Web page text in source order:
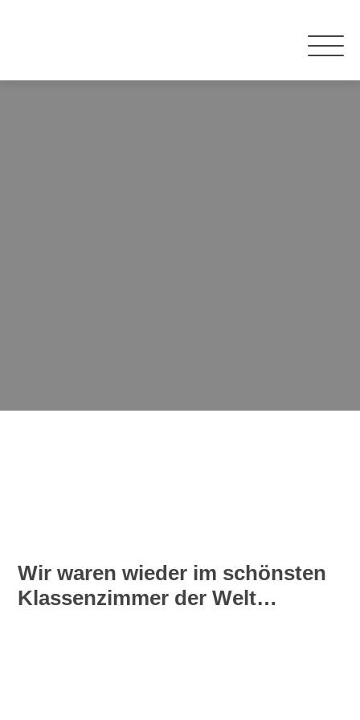
Wir waren wieder im schönsten
Klassenzimmer der Welt…